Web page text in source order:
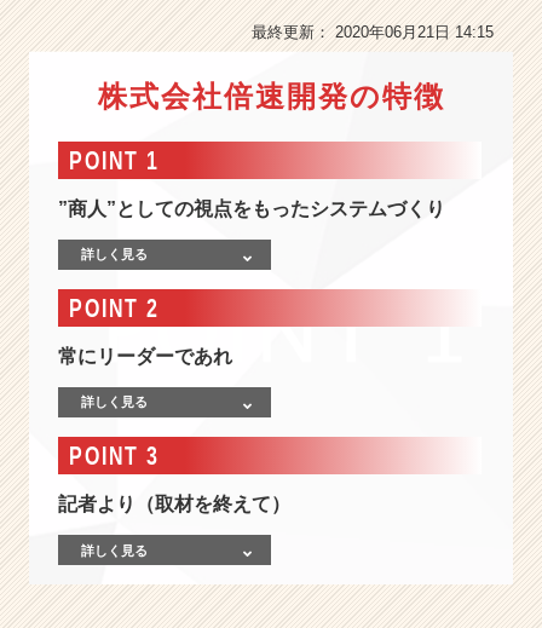
ー
ド
重
プ
ロ
集
団！
数
精
の
め
最
最終更新： 2020年06月21日 14:15
株式会社倍速開発の特徴
POINT 1
”商人”としての視点をもったシステムづくり
詳しく見る
POINT 2
常にリーダーであれ
詳しく見る
POINT 3
記者より（取材を終えて）
詳しく見る